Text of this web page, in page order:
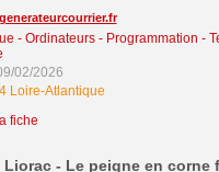
- Ordinateurs - Programmation -
02/2026
Loire-Atlantique
fiche
Liorac - Le peigne en corne